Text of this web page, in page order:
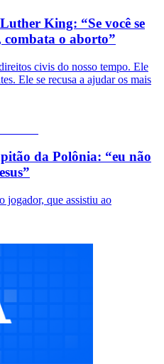
King: “Se você se
combata o aborto”
civis do nosso tempo. Ele
Ele se recusa a ajudar os mais
da Polônia: “eu não
jogador, que assistiu ao